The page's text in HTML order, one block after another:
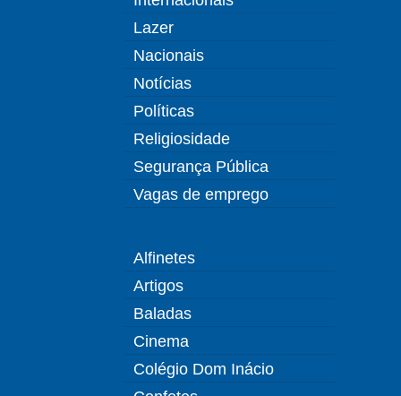
Lazer
Nacionais
Notícias
Políticas
Religiosidade
Segurança Pública
Vagas de emprego
Alfinetes
Artigos
Baladas
Cinema
Colégio Dom Inácio